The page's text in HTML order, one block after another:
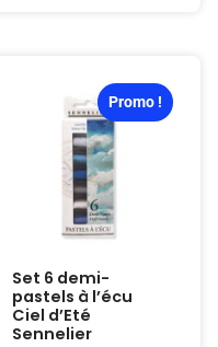
Promo !
Set 6 demi-
pastels à l’écu
Ciel d’Eté
Sennelier